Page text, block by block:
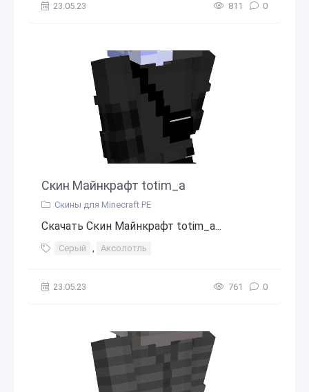
23.05.23 811 0
Скин Майнкрафт totim_a
Скины для Minecraft PE
Скачать Скин Майнкрафт totim_a...
Серый , Аксолотль
23.05.23 761 0